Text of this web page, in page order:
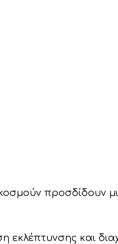
προσδίδουν
εκλέπτυνσης και